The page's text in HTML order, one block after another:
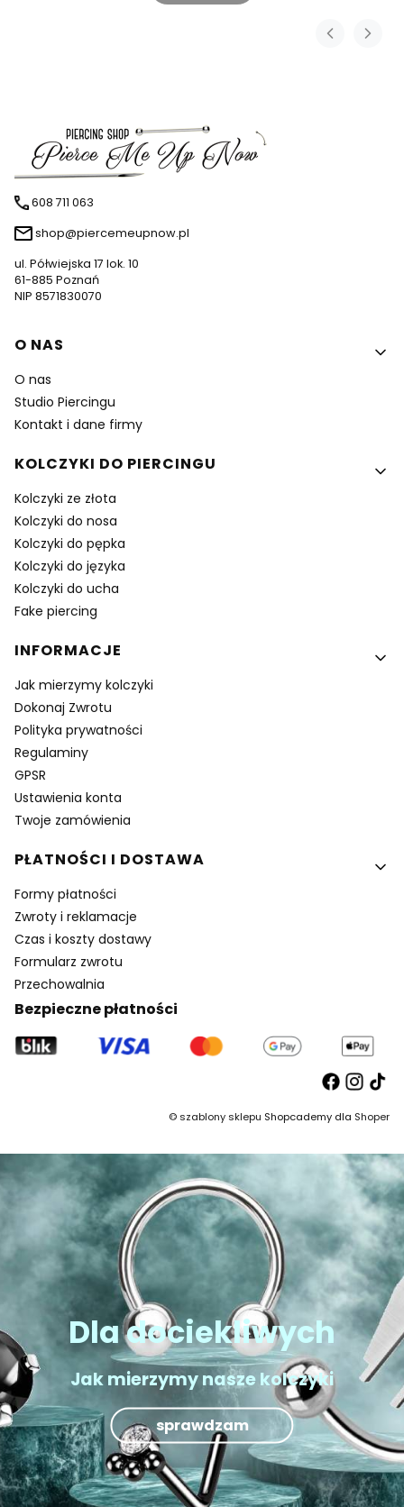
608 711 063
shop@piercemeupnow.pl
ul. Półwiejska 17 lok. 10
61-885 Poznań
NIP 8571830070
Linki w stopce
O NAS
O nas
Studio Piercingu
Kontakt i dane firmy
KOLCZYKI DO PIERCINGU
Kolczyki ze złota
Kolczyki do nosa
Kolczyki do pępka
Kolczyki do języka
Kolczyki do ucha
Fake piercing
INFORMACJE
Jak mierzymy kolczyki
Dokonaj Zwrotu
Polityka prywatności
Regulaminy
GPSR
Ustawienia konta
Twoje zamówienia
PŁATNOŚCI I DOSTAWA
Formy płatności
Zwroty i reklamacje
Czas i koszty dostawy
Formularz zwrotu
Przechowalnia
Bezpieczne płatności
©szablony sklepu Shopcademy dla Shoper
Dla dociekliwych
Jak mierzymy nasze kolczyki
sprawdzam